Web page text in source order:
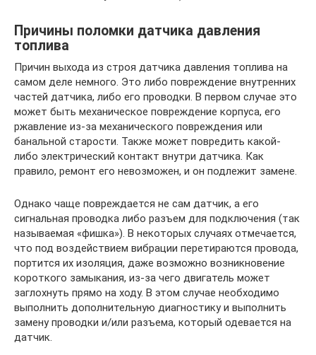
Причины поломки датчика давления
топлива
Причин выхода из строя датчика давления топлива на
самом деле немного. Это либо повреждение внутренних
частей датчика, либо его проводки. В первом случае это
может быть механическое повреждение корпуса, его
ржавление из-за механического повреждения или
банальной старости. Также может повредить какой-
либо электрический контакт внутри датчика. Как
правило, ремонт его невозможен, и он подлежит замене.
Однако чаще повреждается не сам датчик, а его
сигнальная проводка либо разъем для подключения (так
называемая «фишка»). В некоторых случаях отмечается,
что под воздействием вибрации перетираются провода,
портится их изоляция, даже возможно возникновение
короткого замыкания, из-за чего двигатель может
заглохнуть прямо на ходу. В этом случае необходимо
выполнить дополнительную диагностику и выполнить
замену проводки и/или разъема, который одевается на
датчик.